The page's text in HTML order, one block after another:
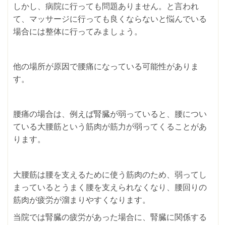
しかし、病院に行っても問題ありません。と言われ
て、マッサージに行っても良くならないと悩んでいる
場合には整体に行ってみましょう。
他の場所が原因で腰痛になっている可能性がありま
す。
腰痛の場合は、例えば腎臓が弱っていると、腰につい
ている大腰筋という筋肉が筋力が弱ってくることがあ
ります。
大腰筋は腰を支えるために使う筋肉のため、弱ってし
まっているとうまく腰を支えられなくなり、腰回りの
筋肉が疲労が溜まりやすくなります。
当院では腎臓の疲労があった場合に、腎臓に関係する